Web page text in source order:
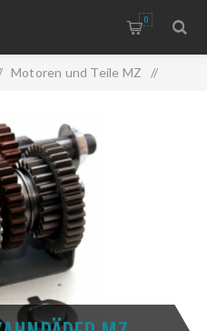
0
Motoren und Teile MZ /